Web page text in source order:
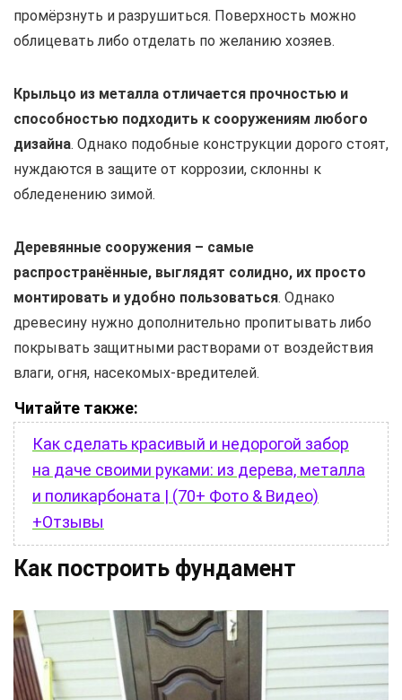
промёрзнуть и разрушиться. Поверхность можно
облицевать либо отделать по желанию хозяев.
Крыльцо из металла отличается прочностью и
способностью подходить к сооружениям любого
дизайна. Однако подобные конструкции дорого стоят,
нуждаются в защите от коррозии, склонны к
обледенению зимой.
Деревянные сооружения – самые
распространённые, выглядят солидно, их просто
монтировать и удобно пользоваться. Однако
древесину нужно дополнительно пропитывать либо
покрывать защитными растворами от воздействия
влаги, огня, насекомых-вредителей.
Читайте также:
Как сделать красивый и недорогой забор
на даче своими руками: из дерева, металла
и поликарбоната | (70+ Фото & Видео)
+Отзывы
Как построить фундамент